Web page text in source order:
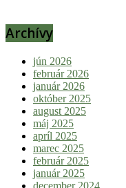
Archívy
jún 2026
február 2026
január 2026
október 2025
august 2025
máj 2025
apríl 2025
marec 2025
február 2025
január 2025
december 2024